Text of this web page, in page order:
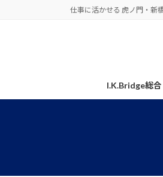
仕事に活かせる 虎ノ門・新
I.K.Bridge総合